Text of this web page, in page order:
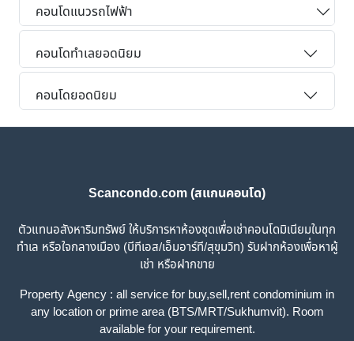
คอนโดแนวรถไฟฟ้า
คอนโดทำเลยอดนิยม
คอนโดยอดนิยม
Scancondo.com (สแกนคอนโด)
ตัวแทนอสังหาริมทรัพย์ ให้บริการหาห้องชุดเพื่อเช่าคอนโดมิเนียมในทุก
ทำเล หรือใจกลางเมือง (บีทีเอส/เอ็มอาร์ที/สุขุมวิท) รับฝากห้องเพื่อหาผู้
เช่า หรือฝากขาย
Property Agency : all service for buy,sell,rent condominium in
any location or prime area (BTS/MRT/Sukhumvit). Room
available for your requirement.